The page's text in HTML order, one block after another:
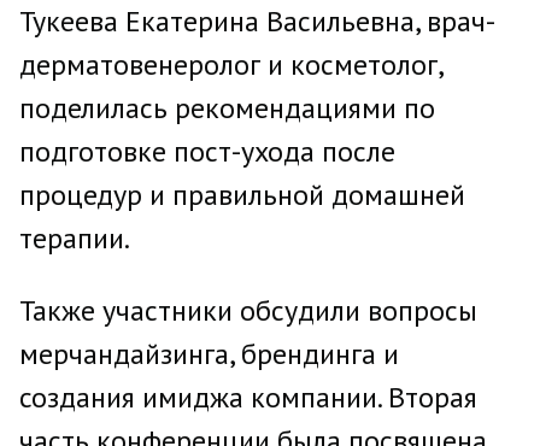
Тукеева Екатерина Васильевна, врач-
дерматовенеролог и косметолог,
поделилась рекомендациями по
подготовке пост-ухода после
процедур и правильной домашней
терапии.
Также участники обсудили вопросы
мерчандайзинга, брендинга и
создания имиджа компании. Вторая